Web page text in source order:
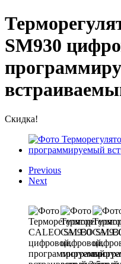
SM930
Скидка!
Previous
Next